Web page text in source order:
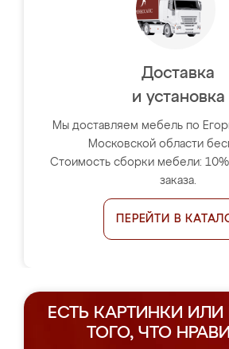
Доставка
и установка
Мы доставляем мебель по
Московской области
Стоимость сборки мебели:
заказа.
ПЕРЕЙТИ В
ЕСТЬ КАРТИНКИ ИЛИ
ТОГО, ЧТО